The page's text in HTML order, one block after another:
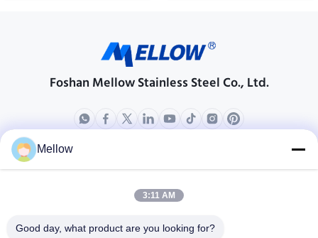
Foshan Mellow Stainless Steel Co., Ltd.
상품
회사 프로필
Mellow
3:11 AM
Good day, what product are you looking for?